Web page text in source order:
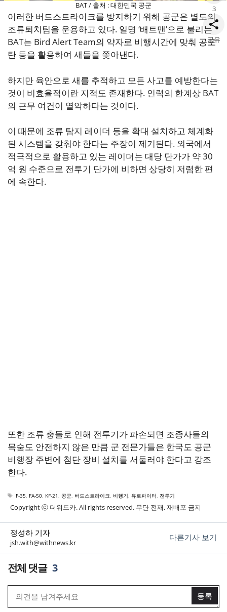
BAT / 출처 : 대한민국 공군
이러한 버드스트라이크를 방지하기 위해 공군은 별도의
조류퇴치팀을 운용하고 있다. 일명 ‘배트맨’으로 불리는
BAT는 Bird Alert Team의 약자로 비행시간에 맞춰 공포
탄 등을 활용하여 새들을 쫓아낸다.
하지만 육안으로 새를 추적하고 모든 사고를 예방한다는
것이 비효율적이란 지적도 존재한다. 인력의 한계상 BAT
의 근무 여건이 열악하다는 것이다.
이 때문에 조류 탐지 레이더 등을 확대 설치하고 체계화
된 시스템을 갖춰야 한다는 주장이 제기된다. 외국에서
적극적으로 활용하고 있는 레이더는 대당 단가가 약 30
억 원 수준으로 전투기 단가에 비하면 상당히 저렴한 편
에 속한다.
또한 조류 충돌로 인해 전투기가 파손되면 조종사들의
목숨도 안전하지 않은 만큼 군 전문가들은 한국도 공군
비행장 주변에 첨단 장비 설치를 서둘러야 한다고 강조
한다.
3
공유
태
F-35, FA-50, KF-21, 공군, 버드스트라이크, 비행기, 유로파이터, 전투기
Copyright ⓒ 더위드카. All rights reserved. 무단 전재, 재배포 금지
정성하 기자
jsh.with@withnews.kr
다른기사 보기
3